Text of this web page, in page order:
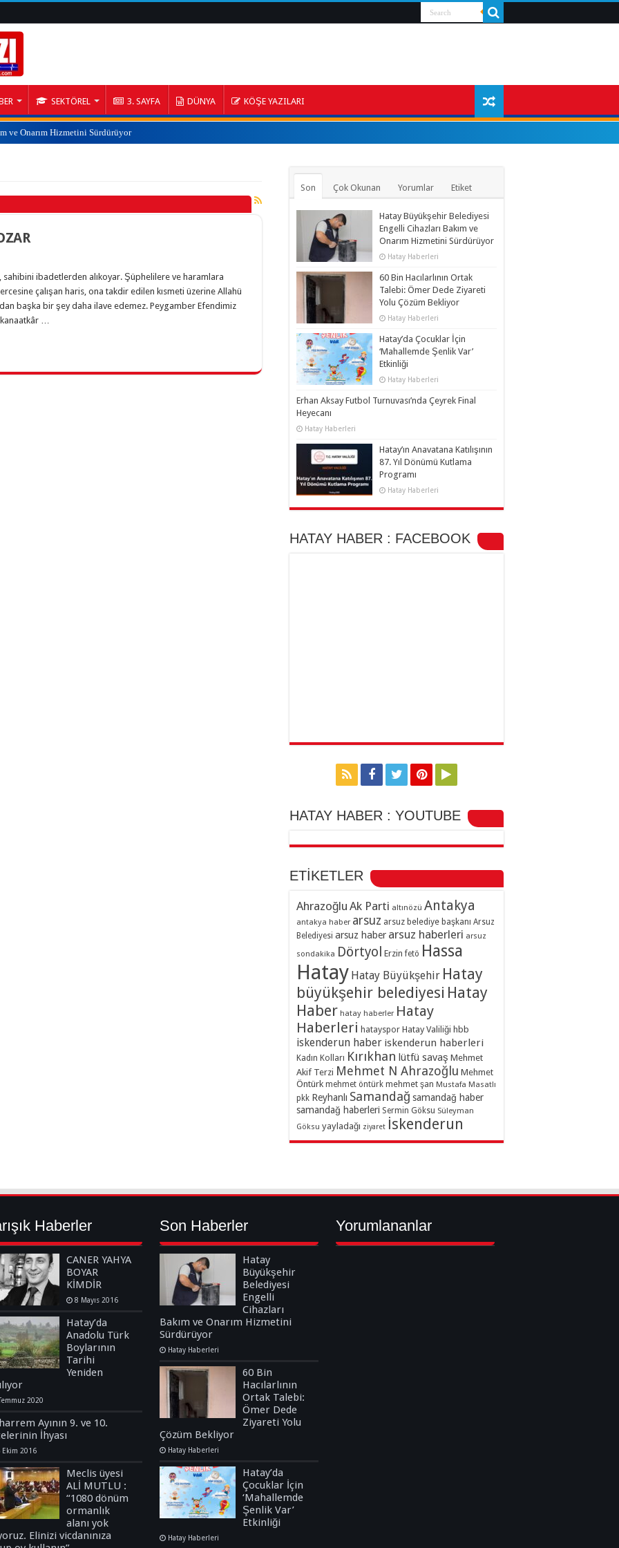
SEKTÖREL 3. SAYFA DÜNYA KÖŞE YAZILARI
ve Onarım Hizmetini Sürdürüyor
sahibini ibadetlerden alıkoyar. Şüphelilere ve haramlara
çalışan haris, ona takdir edilen kısmeti üzerine Allahü
başka bir şey daha ilave edemez. Peygamber Efendimiz
kanaatkâr …
Son Çok Okunan Yorumlar Etiket
Hatay Büyükşehir Belediyesi
Engelli Cihazları Bakım ve
Onarım Hizmetini Sürdürüyor
Hatay Haberleri
60 Bin Hacılarlının Ortak
Talebi: Ömer Dede Ziyareti
Yolu Çözüm Bekliyor
Hatay Haberleri
Hatay’da Çocuklar İçin
‘Mahallemde Şenlik Var’
Etkinliği
Hatay Haberleri
Erhan Aksay Futbol Turnuvası’nda Çeyrek Final
Heyecanı
Hatay Haberleri
Hatay’ın Anavatana Katılışının
87. Yıl Dönümü Kutlama
Programı
Hatay Haberleri
HATAY HABER : FACEBOOK
HATAY HABER : YOUTUBE
ETİKETLER
Ahrazoğlu Ak Parti altınözü Antakya
antakya haber arsuz arsuz belediye başkanı Arsuz
Belediyesi arsuz haber arsuz haberleri arsuz
sondakika Dörtyol Erzin fetö Hassa
Hatay Hatay Büyükşehir Hatay
büyükşehir belediyesi Hatay
Haber hatay haberler Hatay
Haberleri hatayspor Hatay Valiliği hbb
iskenderun haber iskenderun haberleri
Kadın Kolları Kırıkhan lütfü savaş Mehmet
Akif Terzi Mehmet N Ahrazoğlu Mehmet
Öntürk mehmet öntürk mehmet şan Mustafa Masatlı
pkk Reyhanlı Samandağ samandağ haber
samandağ haberleri Sermin Göksu Süleyman
Göksu yayladağı ziyaret İskenderun
Haberler
CANER YAHYA
BOYAR
KİMDİR
8 Mayıs 2016
Hatay’da
Anadolu Türk
Boylarının
Tarihi
Yeniden
2020
Ayının 9. ve 10.
İhyası
Ekim 2016
Meclis üyesi
ALİ MUTLU :
“1080 dönüm
ormanlık
alanı yok
Elinizi vicdanınıza
Son Haberler
Hatay
Büyükşehir
Belediyesi
Engelli
Cihazları
Bakım ve Onarım Hizmetini
Sürdürüyor
Hatay Haberleri
60 Bin
Hacılarlının
Ortak Talebi:
Ömer Dede
Ziyareti Yolu
Çözüm Bekliyor
Hatay Haberleri
Hatay’da
Çocuklar İçin
‘Mahallemde
Şenlik Var’
Etkinliği
Hatay Haberleri
Yorumlananlar